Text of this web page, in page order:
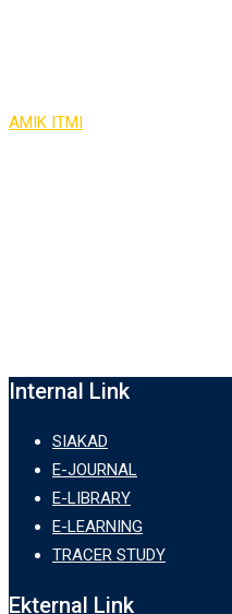
AMIK ITMI
Internal Link
SIAKAD
E-JOURNAL
E-LIBRARY
E-LEARNING
TRACER STUDY
Ekternal Link